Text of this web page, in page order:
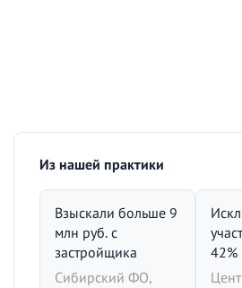
Из нашей практики
Взыскали больше 9
млн руб. с
застройщика
Сибирский ФО,